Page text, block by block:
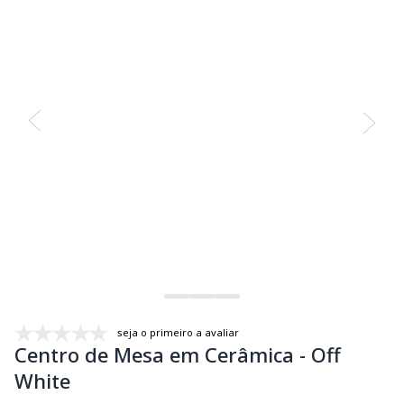
seja o primeiro a avaliar
Centro de Mesa em Cerâmica - Off
White